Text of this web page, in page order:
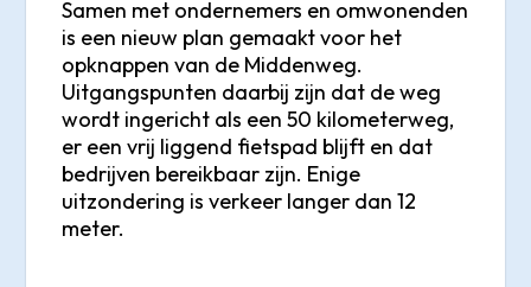
Samen met ondernemers en omwonenden
is een nieuw plan gemaakt voor het
opknappen van de Middenweg.
Uitgangspunten daarbij zijn dat de weg
wordt ingericht als een 50 kilometerweg,
er een vrij liggend fietspad blijft en dat
bedrijven bereikbaar zijn. Enige
uitzondering is verkeer langer dan 12
meter.